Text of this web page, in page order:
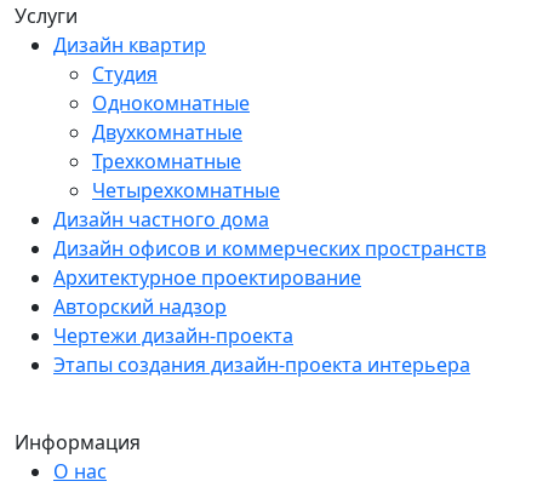
Услуги
Дизайн квартир
Студия
Однокомнатные
Двухкомнатные
Трехкомнатные
Четырехкомнатные
Дизайн частного дома
Дизайн офисов и коммерческих пространств
Архитектурное проектирование
Авторский надзор
Чертежи дизайн-проекта
Этапы создания дизайн-проекта интерьера
Информация
О нас